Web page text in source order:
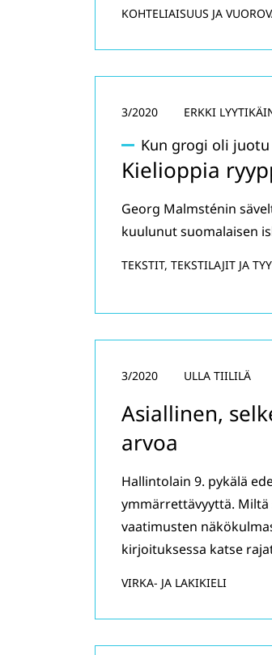
KOHTELIAISUUS JA
Kun grogi oli juotu
Kielioppia
3/2020 ERKKI
Georg Malmsténin
kuulunut suomalaisen
TEKSTIT, TEKSTILAJIT JA
Asiallinen,
arvoa
3/2020 ULLA TIILILÄ
Hallintolain 9. pykälä
ymmärrettävyyttä.
vaatimusten
kirjoituksessa katse
VIRKA- JA LAKIKIELI